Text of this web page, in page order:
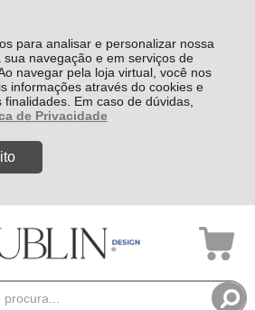
para analisar e personalizar nossa
navegação e em serviços de
navegar pela loja virtual, você nos
informações através do cookies e
Em caso de dúvidas,
de Privacidade